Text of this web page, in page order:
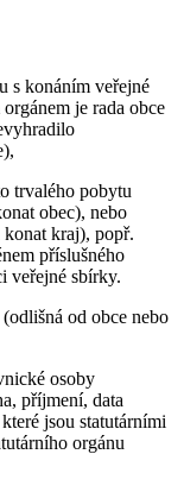
s konáním veřejné
je rada obce
trvalého pobytu
obec), nebo
kraj), popř.
příslušného
veřejné sbírky.
(odlišná od obce nebo
osoby
příjmení, data
jsou statutárními
orgánu